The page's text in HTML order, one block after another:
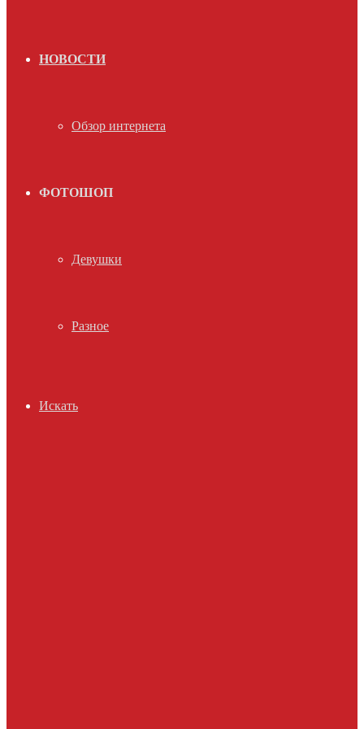
НОВОСТИ
Обзор интернета
ФОТОШОП
Девушки
Разное
Искать